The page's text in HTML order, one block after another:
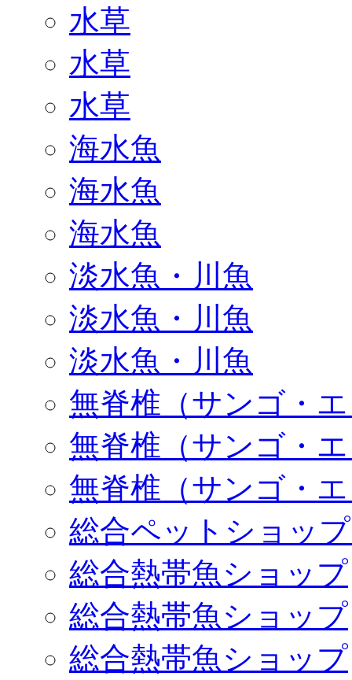
水草
水草
水草
海水魚
海水魚
海水魚
淡水魚・川魚
淡水魚・川魚
淡水魚・川魚
無脊椎（サンゴ・
無脊椎（サンゴ・
無脊椎（サンゴ・
総合ペットショッ
総合熱帯魚ショップ
総合熱帯魚ショップ
総合熱帯魚ショップ